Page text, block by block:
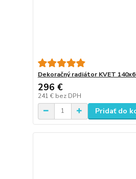
Dekoračný radiátor KVET
296 €
241 € bez DPH
Pridať do